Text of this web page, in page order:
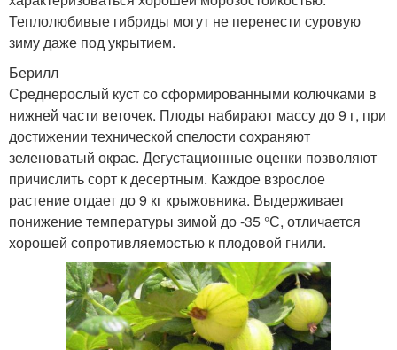
Теплолюбивые гибриды могут не перенести суровую
зиму даже под укрытием.
Берилл
Среднерослый куст со сформированными колючками в
нижней части веточек. Плоды набирают массу до 9 г, при
достижении технической спелости сохраняют
зеленоватый окрас. Дегустационные оценки позволяют
причислить сорт к десертным. Каждое взрослое
растение отдает до 9 кг крыжовника. Выдерживает
понижение температуры зимой до -35 °С, отличается
хорошей сопротивляемостью к плодовой гнили.